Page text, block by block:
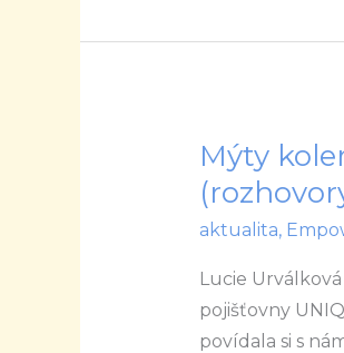
Mýty
aktualita,
Lucie
pojišťovny
povídala si s
Mýty
kolem
korporátu
na
vlastní
kůži